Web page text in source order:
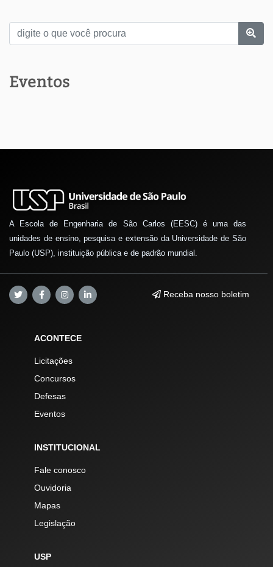
Eventos
A Escola de Engenharia de São Carlos (EESC) é uma das
unidades de ensino, pesquisa e extensão da Universidade de São
Paulo (USP), instituição pública e de padrão mundial.
Receba nosso boletim
ACONTECE
Licitações
Concursos
Defesas
Eventos
INSTITUCIONAL
Fale conosco
Ouvidoria
Mapas
Legislação
USP